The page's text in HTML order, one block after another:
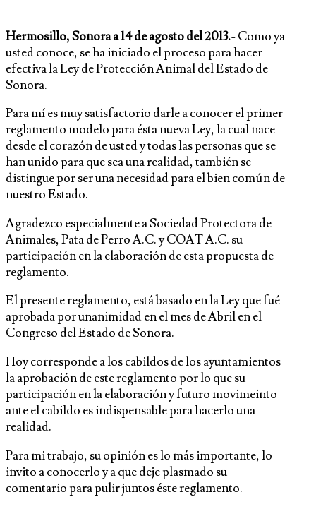
Hermosillo, Sonora a 14 de agosto del 2013.-Como ya
usted conoce, se ha iniciado el proceso para hacer
efectiva la Ley de Protección Animal del Estado de
Sonora.
Para mí es muy satisfactorio darle a conocer el primer
reglamento modelo para ésta nueva Ley, la cual nace
desde el corazón de usted y todas las personas que se
han unido para que sea una realidad, también se
distingue por ser una necesidad para el bien común de
nuestro Estado.
Agradezco especialmente a Sociedad Protectora de
Animales, Pata de Perro A.C. y COAT A.C. su
participación en la elaboración de esta propuesta de
reglamento.
El presente reglamento, está basado en la Ley que fué
aprobada por unanimidad en el mes de Abril en el
Congreso del Estado de Sonora.
Hoy corresponde a los cabildos de los ayuntamientos
la aprobación de este reglamento por lo que su
participación en la elaboración y futuro movimeinto
ante el cabildo es indispensable para hacerlo una
realidad.
Para mi trabajo, su opinión es lo más importante, lo
invito a conocerlo y a que deje plasmado su
comentario para pulir juntos éste reglamento.